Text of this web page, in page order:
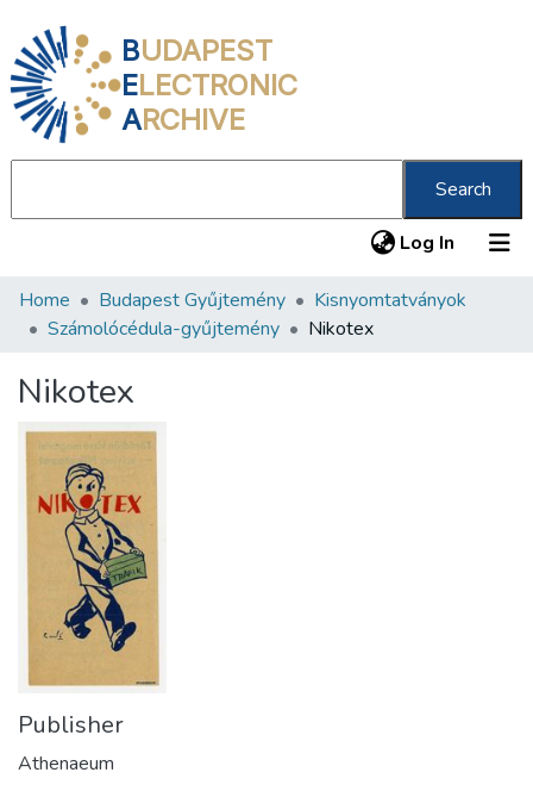
BUDAPEST
ELECTRONIC
ARCHIVE
Search
Log In (current)
Communities & Collections
Statistics
About us
Home Budapest Gyűjtemény
Kisnyomtatványok
Számolócédula-gyűjtemény
Nikotex
Nikotex
Publisher
Athenaeum